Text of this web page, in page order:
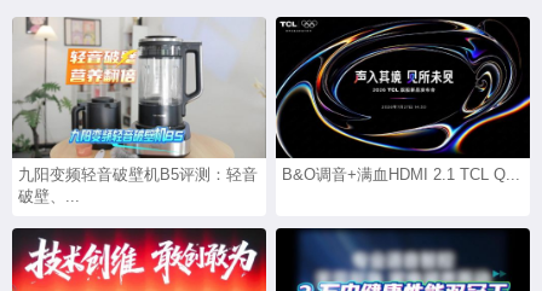
九阳变频轻音破壁机B5评测：轻音
破壁、...
B&O调音+满血HDMI 2.1 TCL Q...